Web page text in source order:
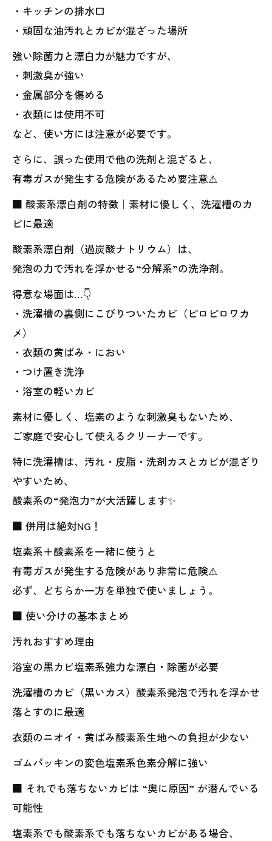
・キッチンの排水口
・頑固な油汚れとカビが混ざった場所
強い除菌力と漂白力が魅力ですが、
・刺激臭が強い
・金属部分を傷める
・衣類には使用不可
など、使い方には注意が必要です。
さらに、誤った使用で他の洗剤と混ざると、
有毒ガスが発生する危険があるため要注意⚠
■ 酸素系漂白剤の特徴｜素材に優しく、洗濯槽のカ
ビに最適
酸素系漂白剤（過炭酸ナトリウム）は、
発泡の力で汚れを浮かせる“分解系”の洗浄剤。
得意な場面は…👇
・洗濯槽の裏側にこびりついたカビ（ピロピロワカ
メ）
・衣類の黄ばみ・におい
・つけ置き洗浄
・浴室の軽いカビ
素材に優しく、塩素のような刺激臭もないため、
ご家庭で安心して使えるクリーナーです。
特に洗濯槽は、汚れ・皮脂・洗剤カスとカビが混ざり
やすいため、
酸素系の“発泡力”が大活躍します✨
■ 併用は絶対NG！
塩素系＋酸素系を一緒に使うと
有毒ガスが発生する危険があり非常に危険⚠
必ず、どちらか一方を単独で使いましょう。
■ 使い分けの基本まとめ
汚れおすすめ理由
浴室の黒カビ塩素系強力な漂白・除菌が必要
洗濯槽のカビ（黒いカス）酸素系発泡で汚れを浮かせ
落とすのに最適
衣類のニオイ・黄ばみ酸素系生地への負担が少ない
ゴムパッキンの変色塩素系色素分解に強い
■ それでも落ちないカビは “奥に原因” が潜んでいる
可能性
塩素系でも酸素系でも落ちないカビがある場合、